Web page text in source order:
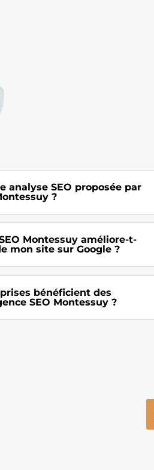
analyse SEO proposée par
?
Montessuy améliore-t-
mon site sur Google ?
bénéficient des
SEO Montessuy ?